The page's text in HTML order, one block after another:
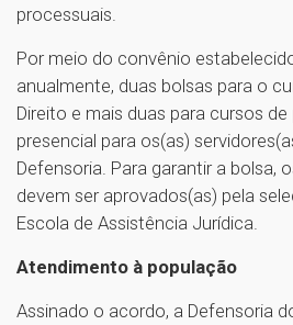
processuais.
Por meio do convênio
anualmente, duas bolsas para o
Direito e mais duas para cursos
presencial para os(as)
Defensoria. Para garantir a bolsa,
devem ser aprovados(as) pela
Escola de Assistência Jurídica.
Atendimento à população
Assinado o acordo, a Defensoria